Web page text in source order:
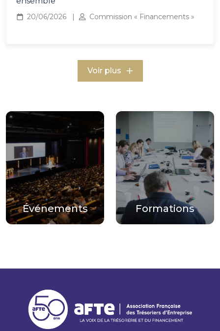
20/06/2026 Commission « Financements »
Voir plus
Événements Formations